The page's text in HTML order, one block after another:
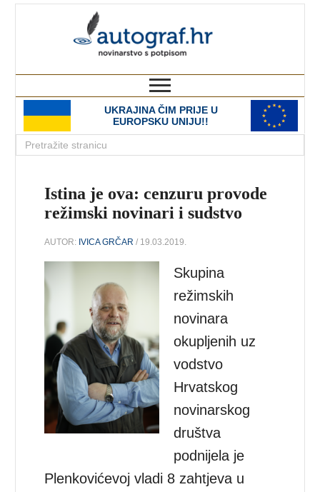
UKRAJINA ČIM PRIJE U
EUROPSKU UNIJU!!
Istina je ova: cenzuru provode
režimski novinari i sudstvo
AUTOR: IVICA GRČAR / 19.03.2019.
Skupina
režimskih
novinara
okupljenih uz
vodstvo
Hrvatskog
novinarskog
društva
podnijela je
Plenkovićevoj vladi 8 zahtjeva u